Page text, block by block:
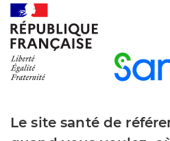
Le site santé de